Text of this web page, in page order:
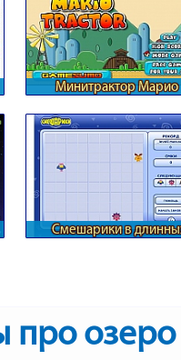
Минитрактор Марио
Смешарики в
про озеро